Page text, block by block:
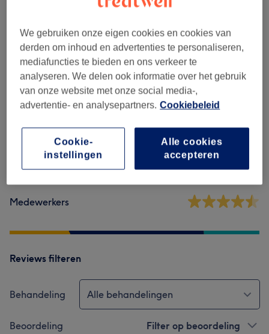
Reviews
4,6
Ambiance
Hygiëne
Medewerkers
Reviews filteren
Behandeling Alle behandelingen
Beoordeling Filter op beoordeling
We gebruiken onze eigen cookies en cookies van
derden om inhoud en advertenties te personaliseren,
mediafuncties te bieden en ons verkeer te
analyseren. We delen ook informatie over het gebruik
van onze website met onze social media-,
advertentie- en analysepartners. Cookiebeleid
Alle cookies
accepteren
Cookie-
instellingen